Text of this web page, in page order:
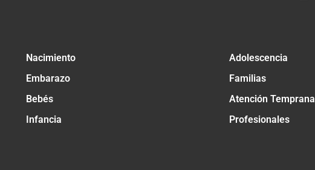
Nacimiento
Embarazo
Bebés
Infancia
Adolescencia
Familias
Atención Temprana
Profesionales